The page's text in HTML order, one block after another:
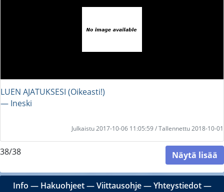
LUEN AJATUKSESI (Oikeasti!)
― Ineski
Julkaistu 2017-10-06 11:05:59 / Tallennettu 2018-10-01
38/38 Näytä lisää
Info ― Hakuohjeet―Viittausohje―Yhteystiedot―